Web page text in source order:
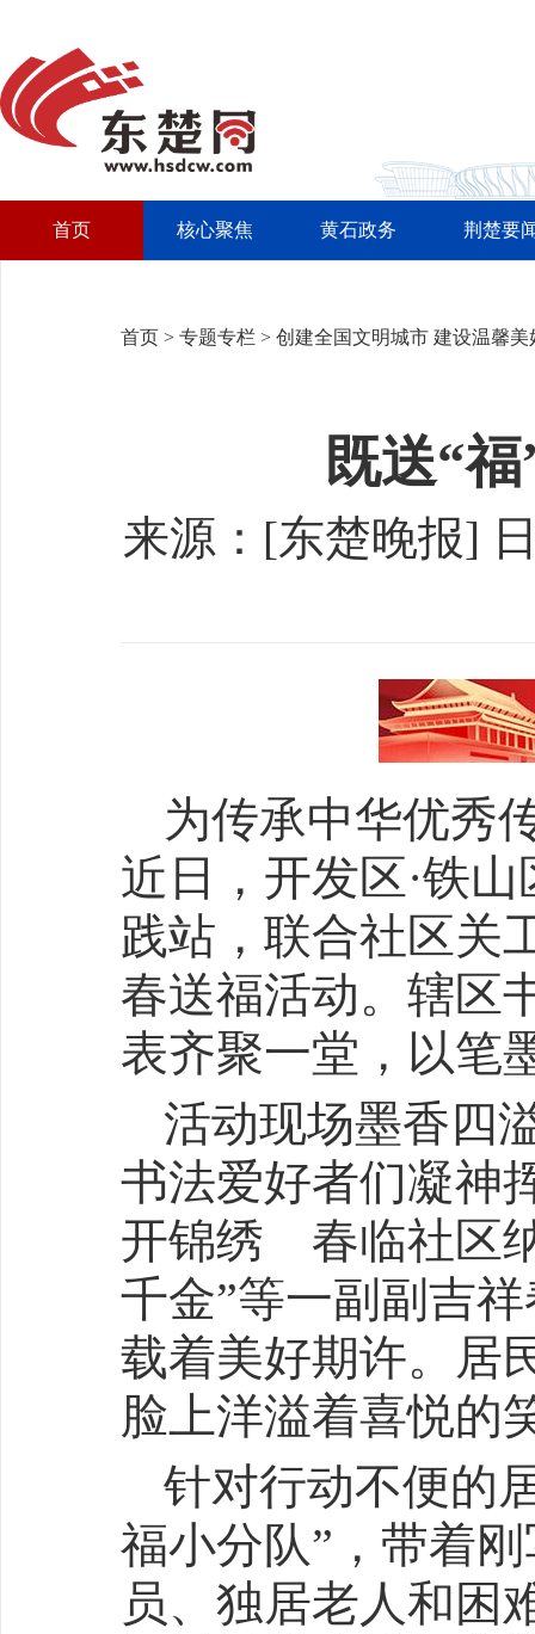
首页 核心聚焦 黄石政务 荆楚要
首页 > 专题专栏 > 创建全国文明城市 建设温馨美
既送“
来源：[东楚晚报]
为传承中华优秀
近日，开发区·铁
践站，联合社区关
春送福活动。辖区
表齐聚一堂，以笔
活动现场墨香四
书法爱好者们凝神
开锦绣 春临社区
千金”等一副副吉
载着美好期许。居
脸上洋溢着喜悦的
针对行动不便的
福小分队”，带着
员、独居老人和困